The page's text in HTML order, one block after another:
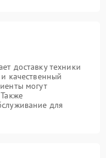
доставку техники
качественный
могут
для